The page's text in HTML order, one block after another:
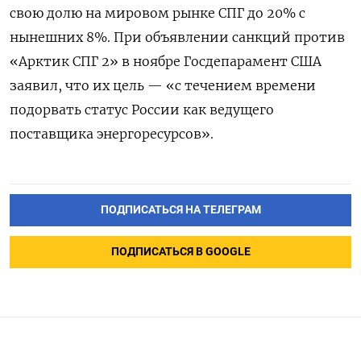
свою долю на мировом рынке СПГ до 20% с
нынешних 8%. При объявлении санкций против
«Арктик СПГ 2» в ноябре Госдепарамент США
заявил, что их цель — «с течением времени
подорвать статус России как ведущего
поставщика энергоресурсов».
ПОДПИСАТЬСЯ НА ТЕЛЕГРАМ
ПОДПИСАТЬСЯ В GOOGLE